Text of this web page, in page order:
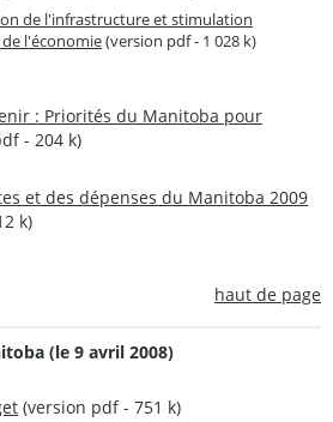
de l'infrastructure et stimulation
l'économie(version pdf - 1 028 k)
: Priorités du Manitoba pour
- 204 k)
et des dépenses du Manitoba 2009
k)
haut de page
(le 9 avril 2008)
(version pdf - 751 k)